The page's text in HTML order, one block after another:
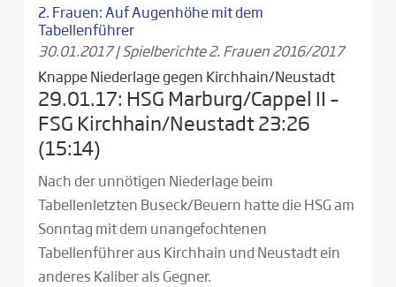
2. Frauen: Auf Augenhöhe mit dem
Tabellenführer
30.01.2017|Spielberichte 2. Frauen 2016/2017
Knappe Niederlage gegen Kirchhain/Neustadt
29.01.17: HSG Marburg/Cappel II –
FSG Kirchhain/Neustadt 23:26
(15:14)
Nach der unnötigen Niederlage beim
Tabellenletzten Buseck/Beuern hatte die HSG am
Sonntag mit dem unangefochtenen
Tabellenführer aus Kirchhain und Neustadt ein
anderes Kaliber als Gegner.